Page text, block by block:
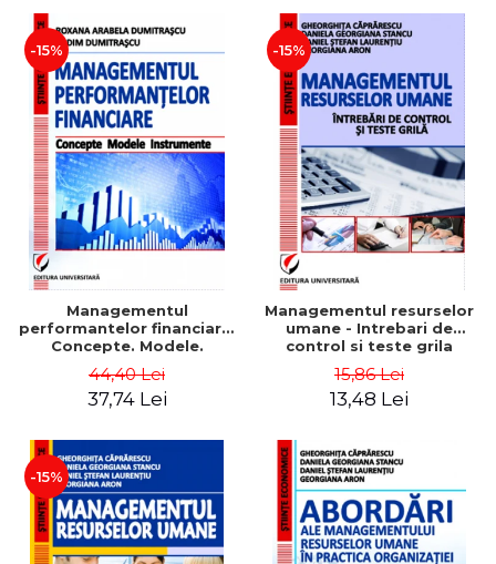
-15%
Managementul
performantelor financiare.
Concepte. Modele.
44,40 Lei
37,74 Lei
-15%
Managementul resurselor
umane - Intrebari de
control si teste grila
15,86 Lei
13,48 Lei
-15%